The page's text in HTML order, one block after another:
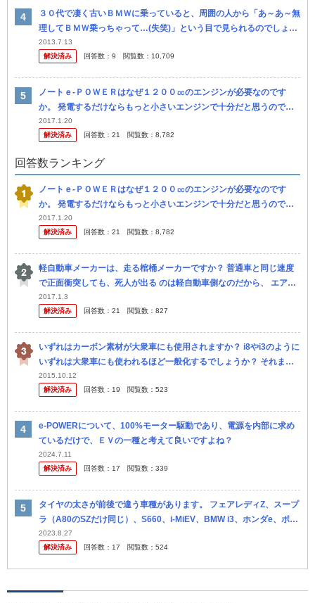
３０代で凄く古いＢＭＷに乗っていると、周囲の人から「あ～あ～無
理してＢＭＷ乗っちゃって…(失笑)」という目で見られるのでしょう
か？ ＢＭＷ Ｅ３６ってメチャクチャ古臭いデザインしてますよね。
な...
2013.7.13
解決済み
回答数： 9 閲覧数： 10,709
ノートｅ-ＰＯＷＥＲはなぜ１２００㏄のエンジンが必要なのです
か。 発電するだけならもっと小さいエンジンで十分だと思うのです
が。 聞けばＢＭＷｉ３は６５０㏄のエンジンで発電していると聞き
ますが。 ...
2017.1.20
解決済み
回答数： 21 閲覧数： 8,782
回答数ランキング
ノートｅ-ＰＯＷＥＲはなぜ１２００㏄のエンジンが必要なのです
か。 発電するだけならもっと小さいエンジンで十分だと思うのです
が。 聞けばＢＭＷｉ３は６５０㏄のエンジンで発電していると聞き
ますが。 ...
2017.1.20
解決済み
回答数： 21 閲覧数： 8,782
軽自動車メーカーは、走る棺桶メーカーですか？ 普通車と同じ速度
で正面衝突しても、死人が出る のは軽自動車側なのだから、 エアバ
ッグの個数や体積を増やすとか、室内を囲む 補強ケージを義務付け
るとか...
2017.1.3
解決済み
回答数： 21 閲覧数： 827
いずれはカーボン素材が大衆車にも使用されますか？ i8やi3のように
いずれは大衆車にも使われるほど一般化するでしょうか？ それまで
にはあとどれくらいの時間がかかる見込みでしょうか？ もしカーボ...
2015.10.12
解決済み
回答数： 19 閲覧数： 523
e-POWERについて、100%モーター駆動であり、電源を内部に求め
ているだけで、ＥＶの一種と考えて良いですよね？
2024.7.11
解決済み
回答数： 17 閲覧数： 339
タイヤの太さが前後で違う車種があります。 フェアレディZ、スープ
ラ（A80のSZだけ同じ）、S660、i-MiEV、BMW i3、ホンダe、ポル
シェ、フェラーリ、ランボルギーニ等 後輪駆動でも前...
2023.8.27
解決済み
回答数： 17 閲覧数： 524